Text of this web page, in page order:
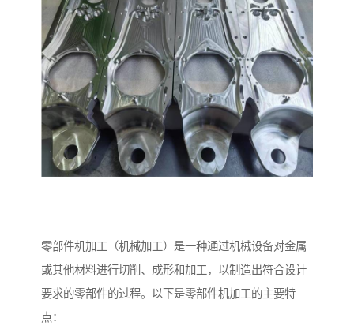
零部件机加工（机械加工）是一种通过机械设备对金属
或其他材料进行切削、成形和加工，以制造出符合设计
要求的零部件的过程。以下是零部件机加工的主要特
点：